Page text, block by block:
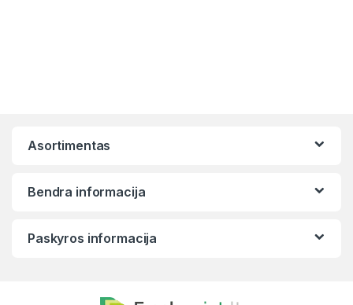
Asortimentas
Bendra informacija
Paskyros informacija